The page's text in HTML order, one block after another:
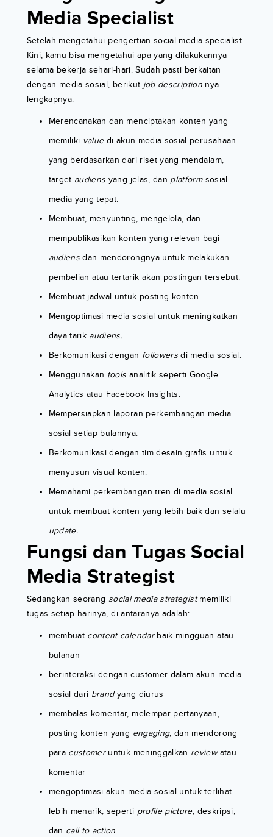
Media Specialist
Setelah mengetahui pengertian social media specialist.
Kini, kamu bisa mengetahui apa yang dilakukannya
selama bekerja sehari-hari. Sudah pasti berkaitan
dengan media sosial, berikut job description-nya
lengkapnya:
Merencanakan dan menciptakan konten yang
memiliki valuedi akun media sosial perusahaan
yang berdasarkan dari riset yang mendalam,
target audiens yang jelas, dan platformsosial
media yang tepat.
Membuat, menyunting, mengelola, dan
mempublikasikan konten yang relevan bagi
audiensdan mendorongnya untuk melakukan
pembelian atau tertarik akan postingan tersebut.
Membuat jadwal untuk posting konten.
Mengoptimasi media sosial untuk meningkatkan
daya tarik audiens.
Berkomunikasi dengan followers di media sosial.
Menggunakan tools analitik seperti Google
Analytics atau Facebook Insights.
Mempersiapkan laporan perkembangan media
sosial setiap bulannya.
Berkomunikasi dengan tim desain grafis untuk
menyusun visual konten.
Memahami perkembangan tren di media sosial
untuk membuat konten yang lebih baik dan selalu
update.
Fungsi dan Tugas Social
Media Strategist
Sedangkan seorang social media strategistmemiliki
tugas setiap harinya, di antaranya adalah:
membuat content calendarbaik mingguan atau
bulanan
berinteraksi dengan customer dalam akun media
sosial dari brandyang diurus
membalas komentar, melempar pertanyaan,
posting konten yang engaging, dan mendorong
para customeruntuk meninggalkan reviewatau
komentar
mengoptimasi akun media sosial untuk terlihat
lebih menarik, seperti profile picture, deskripsi,
dan call to action